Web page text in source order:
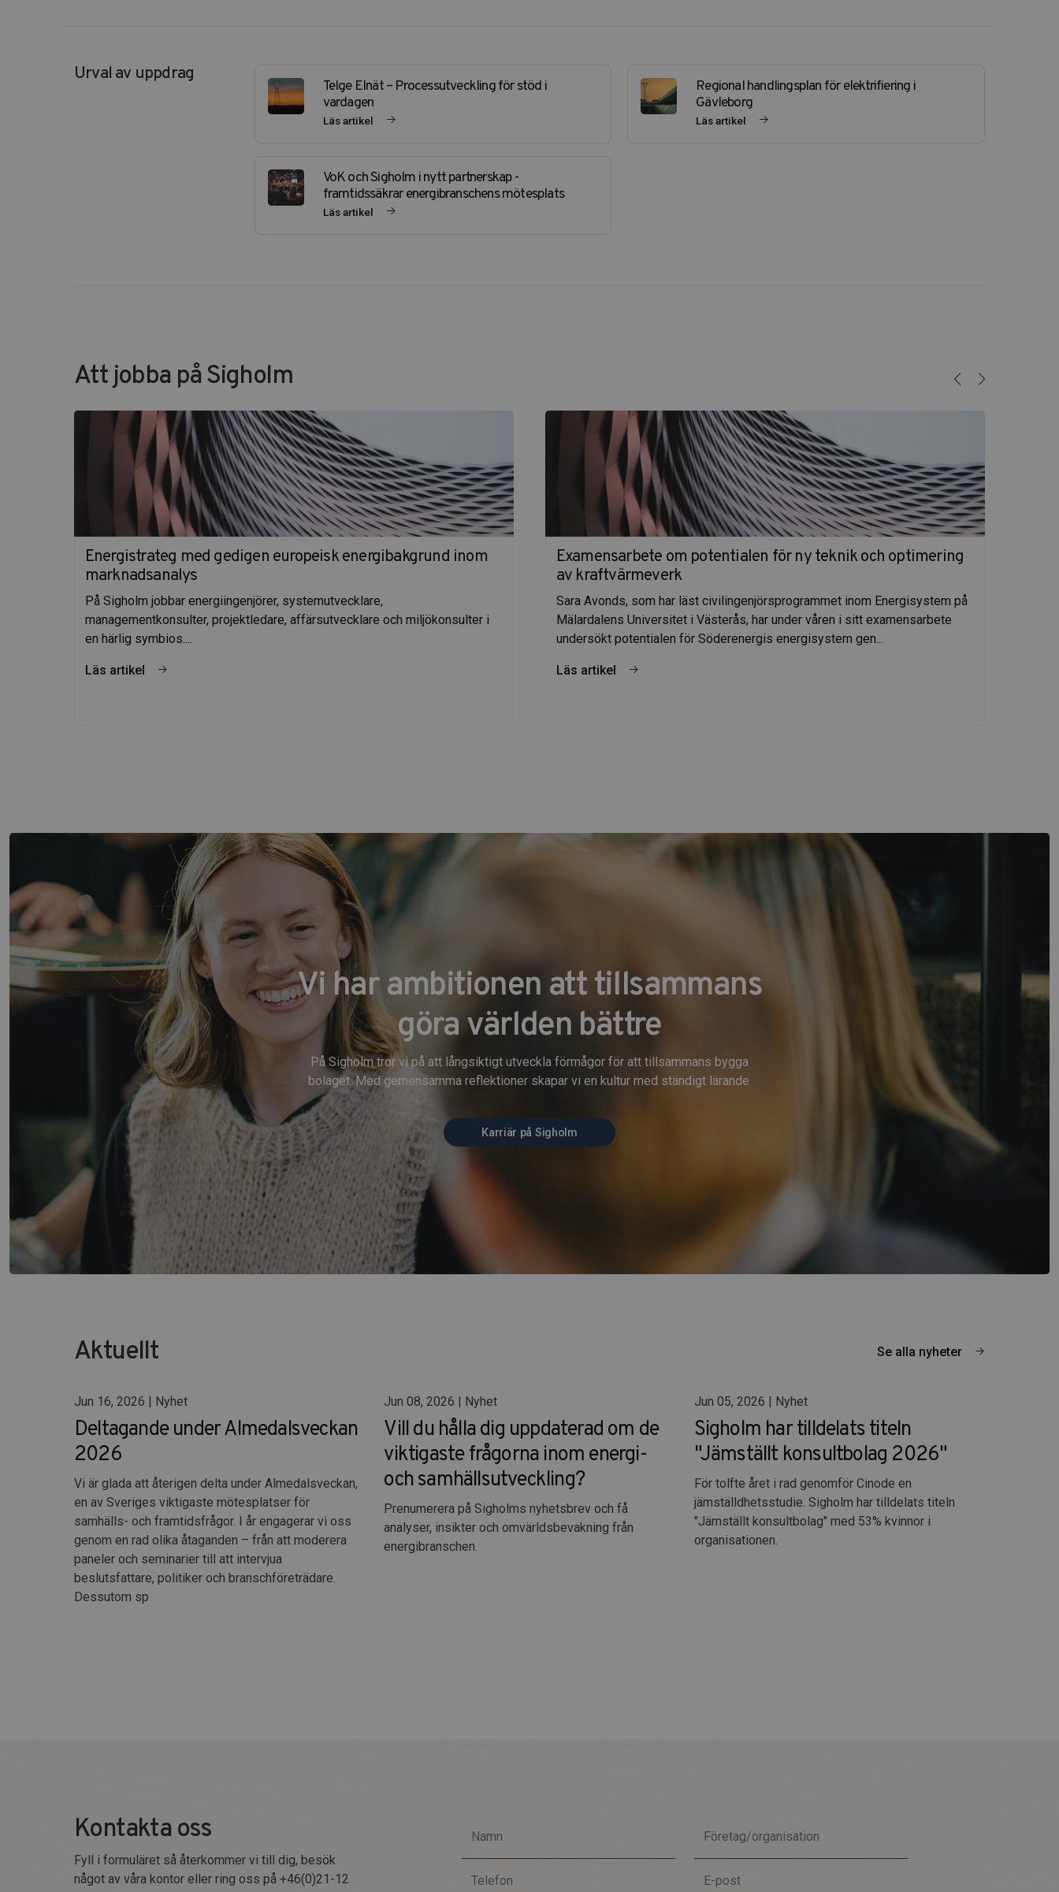
Urval av uppdrag
Telge Elnät – Processutveckling för stöd i
vardagen
Läs artikel
Regional handlingsplan för elektrifiering i
Gävleborg
Läs artikel
VoK och Sigholm i nytt partnerskap -
framtidssäkrar energibranschens mötesplats
Läs artikel
Att jobba på Sigholm
Energistrateg med gedigen europeisk energibakgrund inom
marknadsanalys
På Sigholm jobbar energiingenjörer, systemutvecklare,
managementkonsulter, projektledare, affärsutvecklare och miljökonsulter i
en härlig symbios....
Läs artikel
Examensarbete om potentialen för ny teknik och optimering
av kraftvärmeverk
Sara Avonds, som har läst civilingenjörsprogrammet inom Energisystem på
Mälardalens Universitet i Västerås, har under våren i sitt examensarbete
undersökt potentialen för Söderenergis energisystem gen...
Läs artikel
Vi har ambitionen att tillsammans
göra världen bättre
På Sigholm tror vi på att långsiktigt utveckla förmågor för att tillsammans bygga
bolaget. Med gemensamma reflektioner skapar vi en kultur med ständigt lärande.
Karriär på Sigholm
Aktuellt Se alla nyheter
Jun 16, 2026 | Nyhet
Deltagande under Almedalsveckan
2026
Vi är glada att återigen delta under Almedalsveckan,
en av Sveriges viktigaste mötesplatser för
samhälls- och framtidsfrågor. I år engagerar vi oss
genom en rad olika åtaganden – från att moderera
paneler och seminarier till att intervjua
beslutsfattare, politiker och branschföreträdare.
Dessutom sp
Jun 08, 2026 | Nyhet
Vill du hålla dig uppdaterad om de
viktigaste frågorna inom energi-
och samhällsutveckling?
Prenumerera på Sigholms nyhetsbrev och få
analyser, insikter och omvärldsbevakning från
energibranschen.
Jun 05, 2026 | Nyhet
Sigholm har tilldelats titeln
"Jämställt konsultbolag 2026"
För tolfte året i rad genomför Cinode en
jämställdhetsstudie. Sigholm har tilldelats titeln
"Jämställt konsultbolag" med 53% kvinnor i
organisationen.
Kontakta oss
Fyll i formuläret så återkommer vi till dig, besök
något av våra kontor eller ring oss på +46(0)21-12